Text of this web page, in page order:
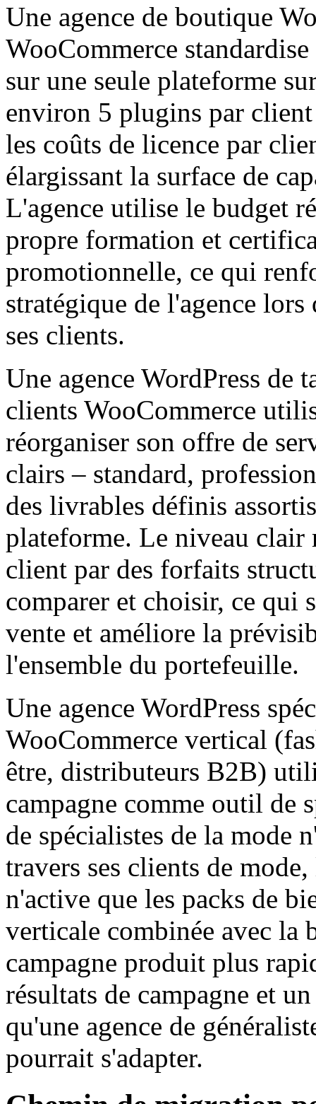
Une agence de boutique
WooCommerce
sur une seule plateforme
environ 5 plugins par
les coûts de licence par
élargissant la surface de
L'agence utilise le budget
propre formation et
promotionnelle, ce qui
stratégique de l'agence
ses clients.
Une agence WordPress de
clients WooCommerce
réorganiser son offre de
clairs – standard,
des livrables définis
plateforme. Le niveau clair
client par des forfaits
comparer et choisir, ce qui
vente et améliore la
l'ensemble du portefeuille.
Une agence WordPress
WooCommerce vertical
être, distributeurs B2B)
campagne comme outil de
de spécialistes de la mode
travers ses clients de
n'active que les packs de
verticale combinée avec la
campagne produit plus
résultats de campagne et
qu'une agence de
pourrait s'adapter.